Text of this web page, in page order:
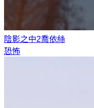
陰影之中2喬依絲
恐怖